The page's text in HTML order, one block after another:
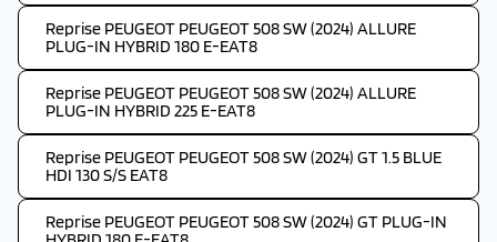
Reprise PEUGEOT PEUGEOT 508 SW (2024) ALLURE
PLUG-IN HYBRID 180 E-EAT8
Reprise PEUGEOT PEUGEOT 508 SW (2024) ALLURE
PLUG-IN HYBRID 225 E-EAT8
Reprise PEUGEOT PEUGEOT 508 SW (2024) GT 1.5 BLUE
HDI 130 S/S EAT8
Reprise PEUGEOT PEUGEOT 508 SW (2024) GT PLUG-IN